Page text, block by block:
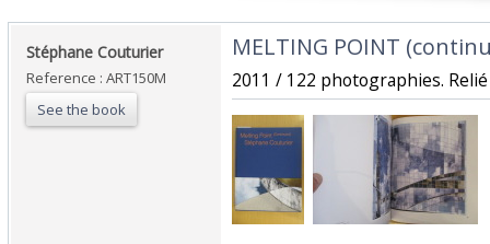
‎Stéphane Couturier ‎
Reference : ART150M
See the book
‎MELTING POINT
‎2011 / 122 photographies.